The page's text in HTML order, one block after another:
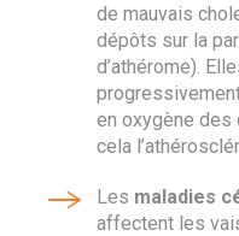
de mauvais
dépôts sur la
d’athérome).
en oxygène des
cela
Les maladies
affectent les